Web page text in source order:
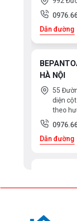
Dẫn đường
HÀ NỘI
55
diện
theo
Dẫn đường